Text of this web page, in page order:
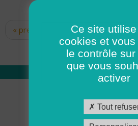
Pages
« premier ‹ précédent …
14 15 16
Qui sommes
Académie
Ce site
cookies et vous
le contrôle sur
que vous
activer
Tout